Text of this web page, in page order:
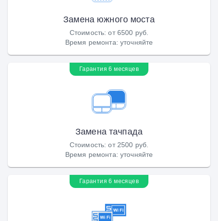
Замена южного моста
Стоимость:от 6500 руб.
Время ремонта: уточняйте
Гарантия 6 месяцев
Замена тачпада
Стоимость:от 2500 руб.
Время ремонта: уточняйте
Гарантия 6 месяцев